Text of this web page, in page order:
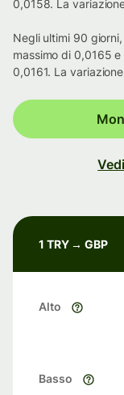
0,0158. La
Negli ultimi 90
massimo di 0,0165
0,0161. La
1 TRY → GBP
Alto
Basso